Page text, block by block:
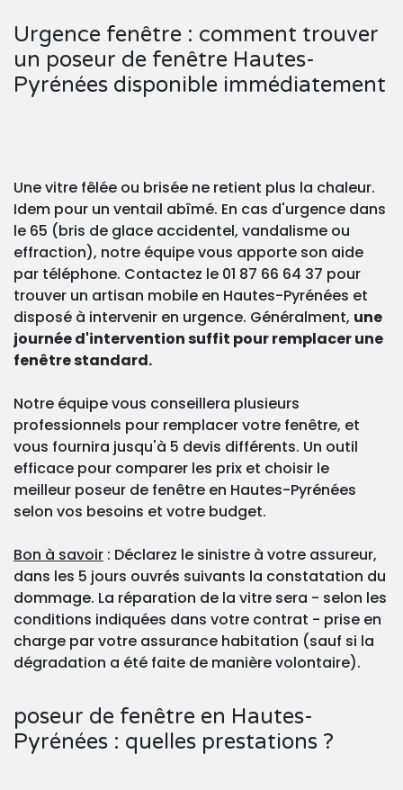
Urgence fenêtre : comment trouver
un poseur de fenêtre Hautes-
Pyrénées disponible immédiatement
Une vitre fêlée ou brisée ne retient plus la chaleur.
Idem pour un ventail abîmé. En cas d'urgence dans
le 65 (bris de glace accidentel, vandalisme ou
effraction), notre équipe vous apporte son aide
par téléphone. Contactez le 01 87 66 64 37 pour
trouver un artisan mobile en Hautes-Pyrénées et
disposé à intervenir en urgence. Généralment, une
journée d'intervention suffit pour remplacer une
fenêtre standard.
Notre équipe vous conseillera plusieurs
professionnels pour remplacer votre fenêtre, et
vous fournira jusqu'à 5 devis différents. Un outil
efficace pour comparer les prix et choisir le
meilleur poseur de fenêtre en Hautes-Pyrénées
selon vos besoins et votre budget.
Bon à savoir : Déclarez le sinistre à votre assureur,
dans les 5 jours ouvrés suivants la constatation du
dommage. La réparation de la vitre sera - selon les
conditions indiquées dans votre contrat - prise en
charge par votre assurance habitation (sauf si la
dégradation a été faite de manière volontaire).
poseur de fenêtre en Hautes-
Pyrénées : quelles prestations ?